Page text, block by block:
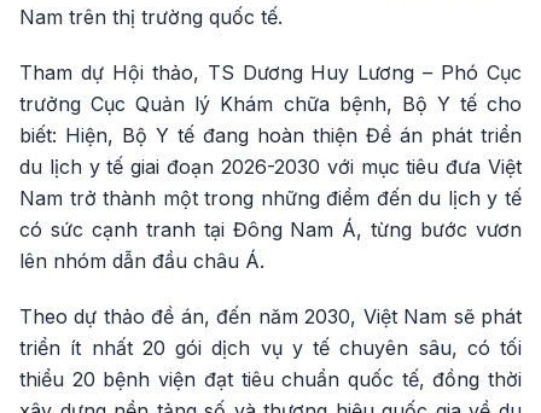
Nam trên thị trường quốc tế.
Tham dự Hội thảo, TS Dương Huy Lương – Phó Cục
trưởng Cục Quản lý Khám chữa bệnh, Bộ Y tế cho
biết: Hiện, Bộ Y tế đang hoàn thiện Đề án phát triển
du lịch y tế giai đoạn 2026-2030 với mục tiêu đưa Việt
Nam trở thành một trong những điểm đến du lịch y tế
có sức cạnh tranh tại Đông Nam Á, từng bước vươn
lên nhóm dẫn đầu châu Á.
Theo dự thảo đề án, đến năm 2030, Việt Nam sẽ phát
triển ít nhất 20 gói dịch vụ y tế chuyên sâu, có tối
thiểu 20 bệnh viện đạt tiêu chuẩn quốc tế, đồng thời